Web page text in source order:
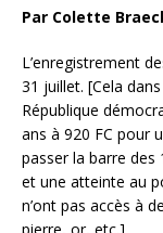
Par Colette
L’enregistrement
31 juillet. [Cela
République
ans à 920 FC pour
passer la barre des
et une atteinte au
n’ont pas accès à